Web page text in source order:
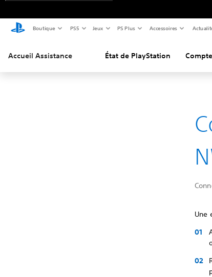
Boutique PS5 Jeux PS Plus Accessoires
Accueil Assistance État de PlayStation
Une